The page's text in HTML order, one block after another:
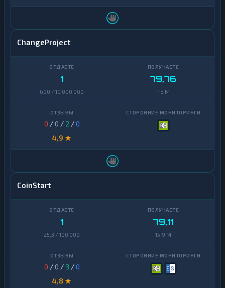
ChangeProject
1
600 / 10 000 000
79,76
113 M
0 / 0 / 2 /0
4,9 ★
CoinStart
1
25,3 / 100 000
79,11
15,9 M
0 / 0 / 3 /0
4,8 ★